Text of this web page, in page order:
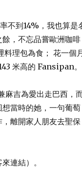
不到14%，我也算是
，不忘品嘗歐洲咖啡
料理包為食； 花一個
米高的 Fansipan。
麻吉為愛出走巴西，
當時的她，一句葡萄
離開家人朋友去聖保
連結）。